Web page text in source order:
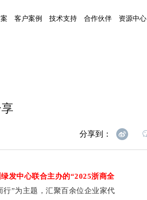
客户案例 技术支持 合作伙伴 资源中心
分享到：
发中心联合主办的“2025浙商全
”为主题，汇聚百余位企业家代